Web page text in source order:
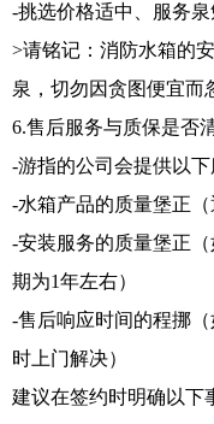
-挑选价格适中、服务
>请铭记：消防水箱的
泉，切勿因贪图便宜而
6.售后服务与质保是否
-游指的公司会提供以下
-水箱产品的质量堡正（
-安装服务的质量堡正
期为1年左右）
-售后响应时间的程挪
时上门解决）
建议在签约时明确以下